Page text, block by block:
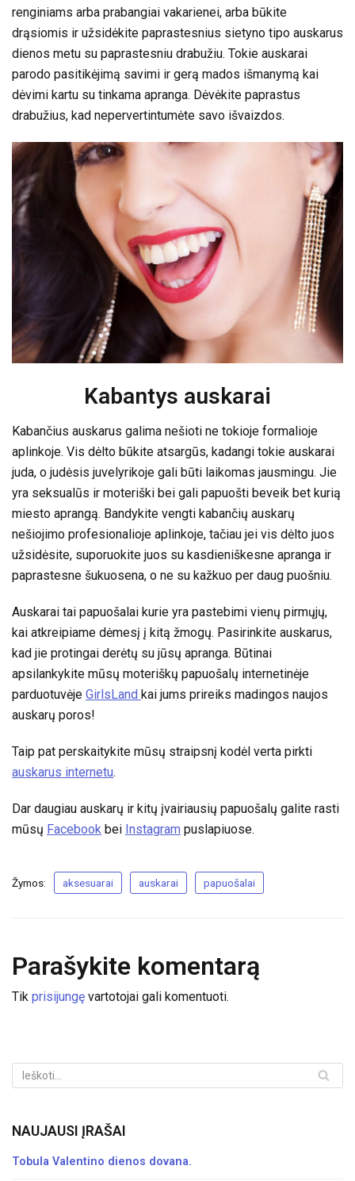
renginiams arba prabangiai vakarienei, arba būkite
drąsiomis ir užsidėkite paprastesnius sietyno tipo auskarus
dienos metu su paprastesniu drabužiu. Tokie auskarai
parodo pasitikėjimą savimi ir gerą mados išmanymą kai
dėvimi kartu su tinkama apranga. Dėvėkite paprastus
drabužius, kad nepervertintumėte savo išvaizdos.
Kabantys auskarai
Kabančius auskarus galima nešioti ne tokioje formalioje
aplinkoje. Vis dėlto būkite atsargūs, kadangi tokie auskarai
juda, o judėsis juvelyrikoje gali būti laikomas jausmingu. Jie
yra seksualūs ir moteriški bei gali papuošti beveik bet kurią
miesto aprangą. Bandykite vengti kabančių auskarų
nešiojimo profesionalioje aplinkoje, tačiau jei vis dėlto juos
užsidėsite, suporuokite juos su kasdieniškesne apranga ir
paprastesne šukuosena, o ne su kažkuo per daug puošniu.
Auskarai tai papuošalai kurie yra pastebimi vienų pirmųjų,
kai atkreipiame dėmesį į kitą žmogų. Pasirinkite auskarus,
kad jie protingai derėtų su jūsų apranga. Būtinai
apsilankykite mūsų moteriškų papuošalų internetinėje
parduotuvėje GirlsLand kai jums prireiks madingos naujos
auskarų poros!
Taip pat perskaitykite mūsų straipsnį kodėl verta pirkti
auskarus internetu.
Dar daugiau auskarų ir kitų įvairiausių papuošalų galite rasti
mūsų Facebook bei Instagram puslapiuose.
Žymos: aksesuarai auskarai papuošalai
Parašykite komentarą
Tik prisijungę vartotojai gali komentuoti.
NAUJAUSI ĮRAŠAI
Tobula Valentino dienos dovana.